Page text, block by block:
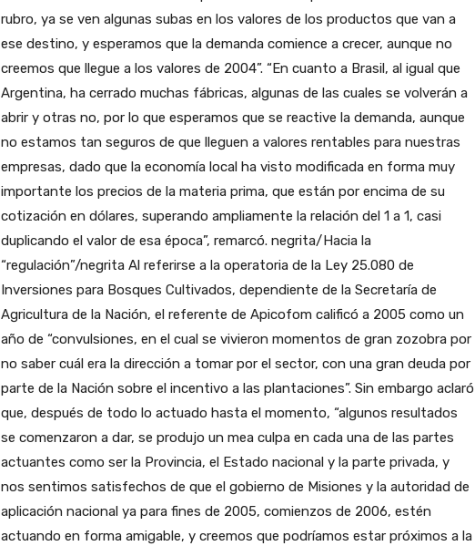
rubro, ya se ven algunas subas en los valores de los productos que van a
ese destino, y esperamos que la demanda comience a crecer, aunque no
creemos que llegue a los valores de 2004”. “En cuanto a Brasil, al igual que
Argentina, ha cerrado muchas fábricas, algunas de las cuales se volverán a
abrir y otras no, por lo que esperamos que se reactive la demanda, aunque
no estamos tan seguros de que lleguen a valores rentables para nuestras
empresas, dado que la economía local ha visto modificada en forma muy
importante los precios de la materia prima, que están por encima de su
cotización en dólares, superando ampliamente la relación del 1 a 1, casi
duplicando el valor de esa época”, remarcó. negrita/Hacia la
“regulación”/negrita Al referirse a la operatoria de la Ley 25.080 de
Inversiones para Bosques Cultivados, dependiente de la Secretaría de
Agricultura de la Nación, el referente de Apicofom calificó a 2005 como un
año de “convulsiones, en el cual se vivieron momentos de gran zozobra por
no saber cuál era la dirección a tomar por el sector, con una gran deuda por
parte de la Nación sobre el incentivo a las plantaciones”. Sin embargo aclaró
que, después de todo lo actuado hasta el momento, “algunos resultados
se comenzaron a dar, se produjo un mea culpa en cada una de las partes
actuantes como ser la Provincia, el Estado nacional y la parte privada, y
nos sentimos satisfechos de que el gobierno de Misiones y la autoridad de
aplicación nacional ya para fines de 2005, comienzos de 2006, estén
actuando en forma amigable, y creemos que podríamos estar próximos a la